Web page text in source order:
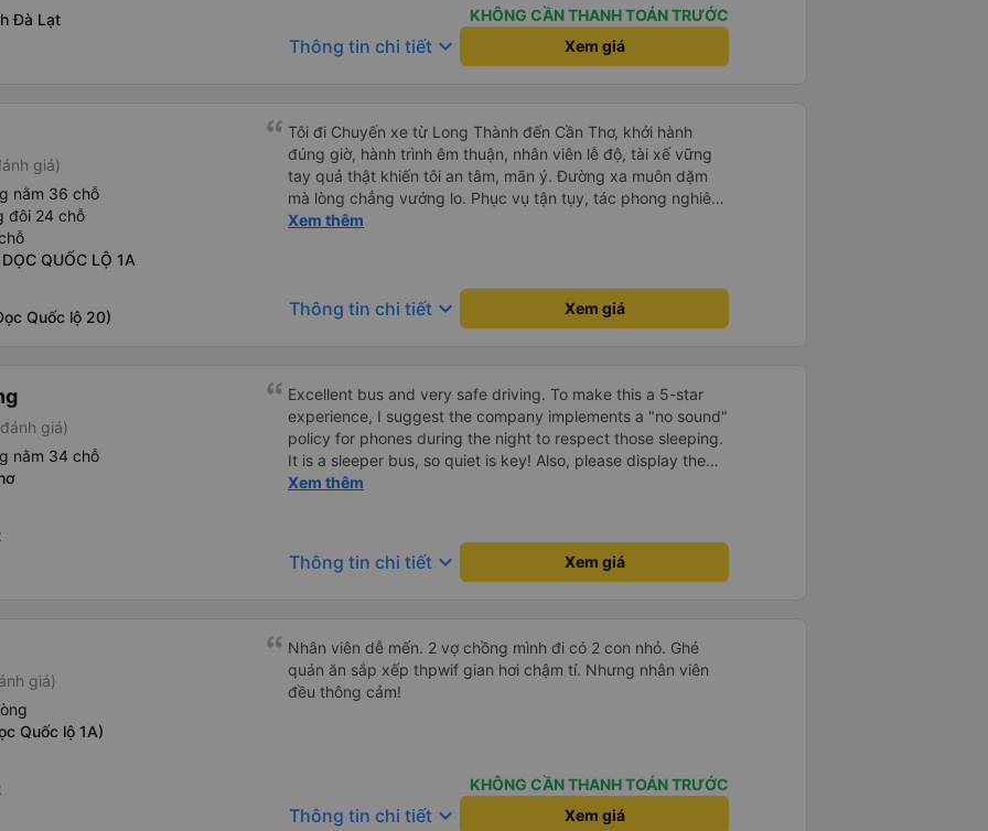
Đà Lạt
uống. Tôi rất ngạc nhiên khi xe dừng lại lúc nửa đêm ở Cần
Thơ và mọi người xuống xe ăn. Khi đến điểm dừng, họ đánh
thức chúng tôi dậy và đảm bảo chúng tôi đã sẵn sàng. Nhìn
KHÔNG CẦN THANH TOÁN TRƯỚC
Thông tin chi tiết keyboard_arrow_down Xem giá
giá)
nằm 36 chỗ
đôi 24 chỗ
QUỐC LỘ 1A
Quốc lộ 20)
Tôi đi Chuyến xe từ Long Thành đến Cần Thơ, khởi hành
đúng giờ, hành trình êm thuận, nhân viên lễ độ, tài xế vững
tay quả thật khiến tôi an tâm, mãn ý. Đường xa muôn dặm
mà lòng chẳng vướng lo. Phục vụ tận tụy, tác phong nghiêm
cẩn, hiếm thấy giữa thời buổi kim tiền vội vã. Xã hội loạn đạo.
Xem thêm
Thông tin chi tiết keyboard_arrow_down Xem giá
giá)
nằm 34 chỗ
Excellent bus and very safe driving. To make this a 5-star
experience, I suggest the company implements a "no sound"
policy for phones during the night to respect those sleeping.
It is a sleeper bus, so quiet is key! Also, please display the
Wi-Fi password clearly inside the cabin for convenience. I
hơn, tôi góp ý nhà xe nên có quy định rõ ràng về việc giữ im
lặng (tắt âm thanh điện thoại) vào ban đêm để tránh làm
Tôi vẫn sẽ tiếp tục ủng hộ nhà xe trong tương lai!
Xem thêm
Thông tin chi tiết keyboard_arrow_down Xem giá
giá)
Quốc lộ 1A)
Nhân viên dễ mến. 2 vợ chồng mình đi có 2 con nhỏ. Ghé
quán ăn sắp xếp thpwif gian hơi chậm tí. Nhưng nhân viên
đều thông cảm!
KHÔNG CẦN THANH TOÁN TRƯỚC
Thông tin chi tiết keyboard_arrow_down Xem giá